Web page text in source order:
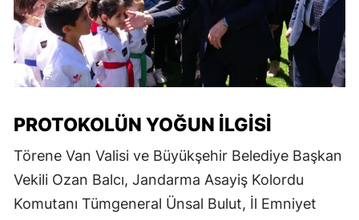
PROTOKOLÜN YOĞUN İLGISI
Törene Van Valisi ve Büyükşehir Belediye Başkan
Vekili Ozan Balcı, Jandarma Asayiş Kolordu
Komutanı Tümgeneral Ünsal Bulut, İl Emniyet